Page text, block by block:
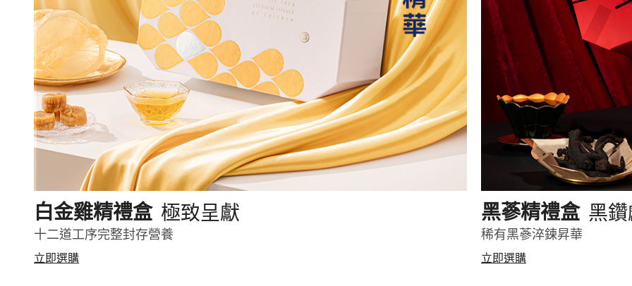
白金雞精禮盒 極致呈獻
十二道工序完整封存營養
立即選購
黑蔘精禮盒 黑
稀有黑蔘淬鍊昇華
立即選購